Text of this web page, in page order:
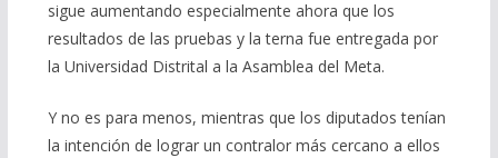
sigue aumentando especialmente ahora que los
resultados de las pruebas y la terna fue entregada por
la Universidad Distrital a la Asamblea del Meta.
Y no es para menos, mientras que los diputados tenían
la intención de lograr un contralor más cercano a ellos